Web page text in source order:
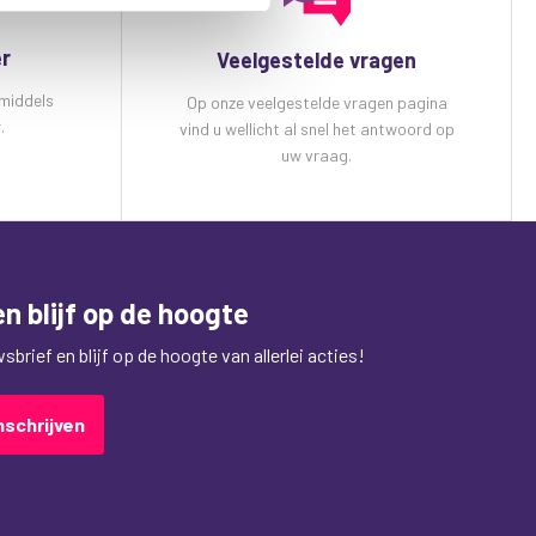
Veelgestelde vragen
Op onze veelgestelde vragen pagina
vind u wellicht al snel het antwoord op
uw vraag.
blijf op de hoogte
en blijf op de hoogte van allerlei acties!